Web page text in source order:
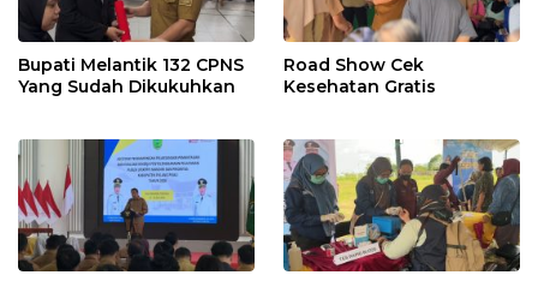
Bupati Melantik 132 CPNS
Yang Sudah Dikukuhkan
Road Show Cek
Kesehatan Gratis